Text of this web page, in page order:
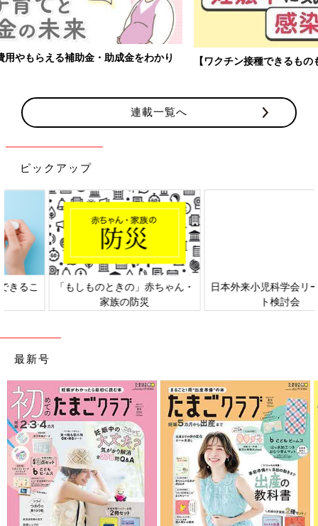
【ワクチン接種できるものも】妊婦の感染症対策、知っておいて！
連載一覧へ
ピックアップ
日本外来小児科学会リーフレッ
ト検討会
六星占術 細木かおりさんの人生
最新号